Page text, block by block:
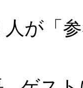
人が「